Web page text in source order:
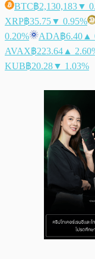
BTC฿2,130,183▼
XRP฿35.75▼ 0.95%
0.20%
ADA฿6.40 ▲
AVAX฿223.64 ▲
KUB฿20.28▼ 1.03%